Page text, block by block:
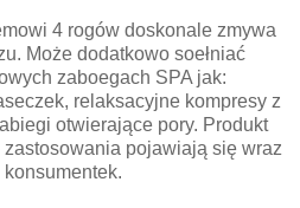
4 rogów doskonale zmywa
Może dodatkowo soełniać
zaboegach SPA jak:
relaksacyjne kompresy z
otwierające pory. Produkt
pojawiają się wraz
konsumentek.